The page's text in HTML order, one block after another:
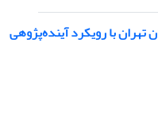
با رویکرد آینده‌پژوهی